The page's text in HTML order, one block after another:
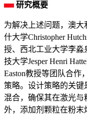
研究概要
为解决上述问题，澳
什大学Christopher
授、西北工业大学李
技大学Jesper Henri
Easton教授等团队合作
策略。设计策略的关
混合，确保其在激光
外，添加剂颗粒在粉